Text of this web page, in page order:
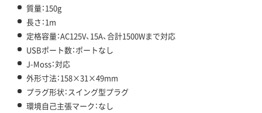
質量：150g
長さ：1m
定格容量：AC125V、15A、合計1500Wまで対応
USBポート数：ポートなし
J-Moss：対応
外形寸法：158×31×49mm
プラグ形状：スイング型プラグ
環境自己主張マーク：なし